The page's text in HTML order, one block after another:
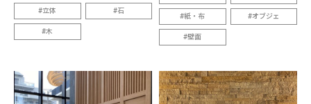
立体 石
木
紙・布 オブジェ
壁面